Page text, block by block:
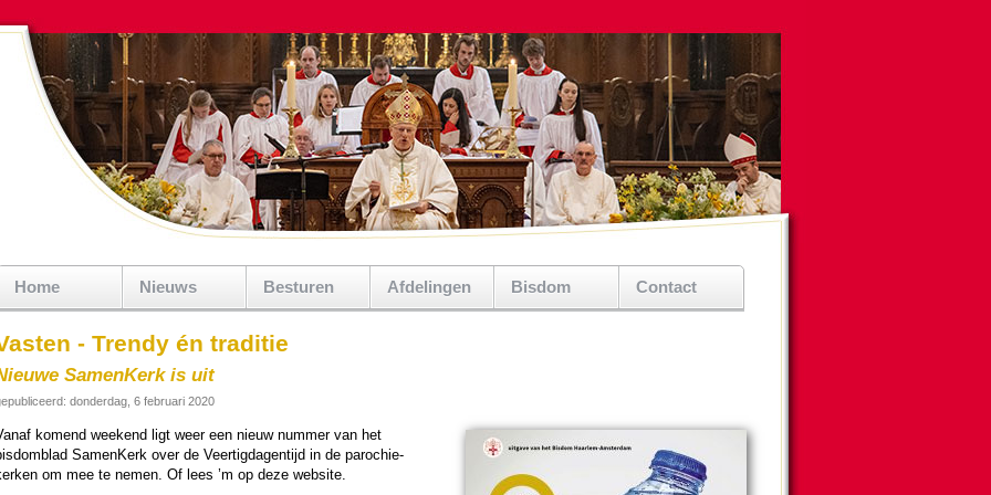
Home Nieuws Besturen Afdelingen Bisdom Contact
- Trendy én traditie
SamenKerk is uit
donderdag, 6 februari 2020
komend weekend ligt weer een nieuw nummer van het
SamenKerk over de Veer­tig­da­gen­tijd in de paro­chie­
om mee te nemen. Of lees ’m op deze web­si­te.